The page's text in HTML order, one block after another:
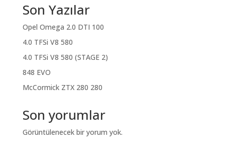
Son Yazılar
Opel Omega 2.0 DTI 100
4.0 TFSi V8 580
4.0 TFSi V8 580 (STAGE 2)
848 EVO
McCormick ZTX 280 280
Son yorumlar
Görüntülenecek bir yorum yok.